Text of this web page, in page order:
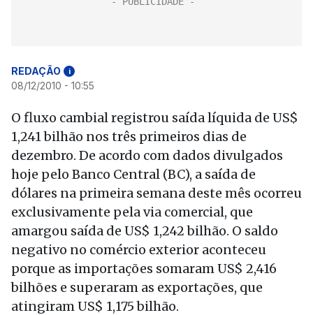
REDAÇÃO i
08/12/2010 - 10:55
O fluxo cambial registrou saída líquida de US$
1,241 bilhão nos três primeiros dias de
dezembro. De acordo com dados divulgados
hoje pelo Banco Central (BC), a saída de
dólares na primeira semana deste mês ocorreu
exclusivamente pela via comercial, que
amargou saída de US$ 1,242 bilhão. O saldo
negativo no comércio exterior aconteceu
porque as importações somaram US$ 2,416
bilhões e superaram as exportações, que
atingiram US$ 1,175 bilhão.